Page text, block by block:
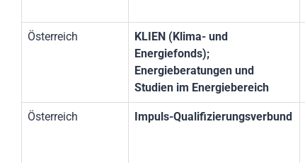
Österreich
KLIEN (Klima- und
Energiefonds);
Energieberatungen und
Studien im Energiebereich
Österreich Impuls-Qualifizierungsverbund